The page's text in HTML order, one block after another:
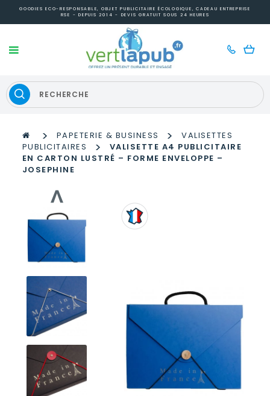
GOODIES ECO-RESPONSABLE, OBJET PUBLICITAIRE ÉCOLOGIQUE, CADEAU ENTREPRISE
RSE - DEPUIS 2014 - DEVIS GRATUIT SOUS 24 HEURES
> PAPETERIE & BUSINESS >
VALISETTES
PUBLICITAIRES
>
VALISETTE A4 PUBLICITAIRE
EN CARTON LUSTRÉ – FORME ENVELOPPE –
JOSEPHINE